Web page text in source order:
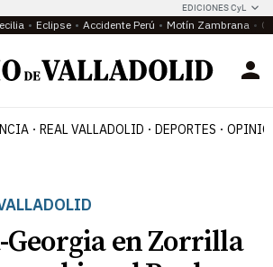
EDICIONES CyL
Eclipse Accidente Perú Motín Zambrana
REAL VALLADOLID DEPORTES
Georgia en Zorrilla